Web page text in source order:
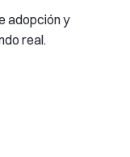
adopción y
real.